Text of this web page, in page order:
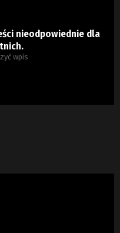
nieodpowiednie dla
wpis